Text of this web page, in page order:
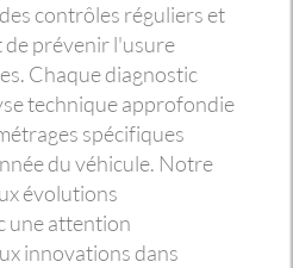
contrôles réguliers et
prévenir l'usure
Chaque diagnostic
technique approfondie
spécifiques
du véhicule. Notre
évolutions
une attention
innovations dans